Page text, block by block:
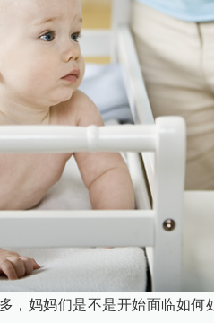
，妈妈们是不是开始面临如何